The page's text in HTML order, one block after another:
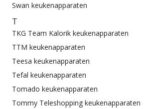
Swan keukenapparaten
T
TKG Team Kalorik keukenapparaten
TTM keukenapparaten
Teesa keukenapparaten
Tefal keukenapparaten
Tomado keukenapparaten
Tommy Teleshopping keukenapparaten